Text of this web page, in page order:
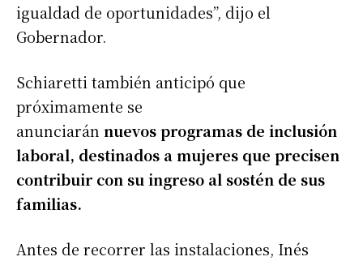
igualdad de oportunidades”, dijo el
Gobernador.
Schiaretti también anticipó que
próximamente se
anunciarán nuevos programas de inclusión
laboral, destinados a mujeres que precisen
contribuir con su ingreso al sostén de sus
familias.
Antes de recorrer las instalaciones, Inés